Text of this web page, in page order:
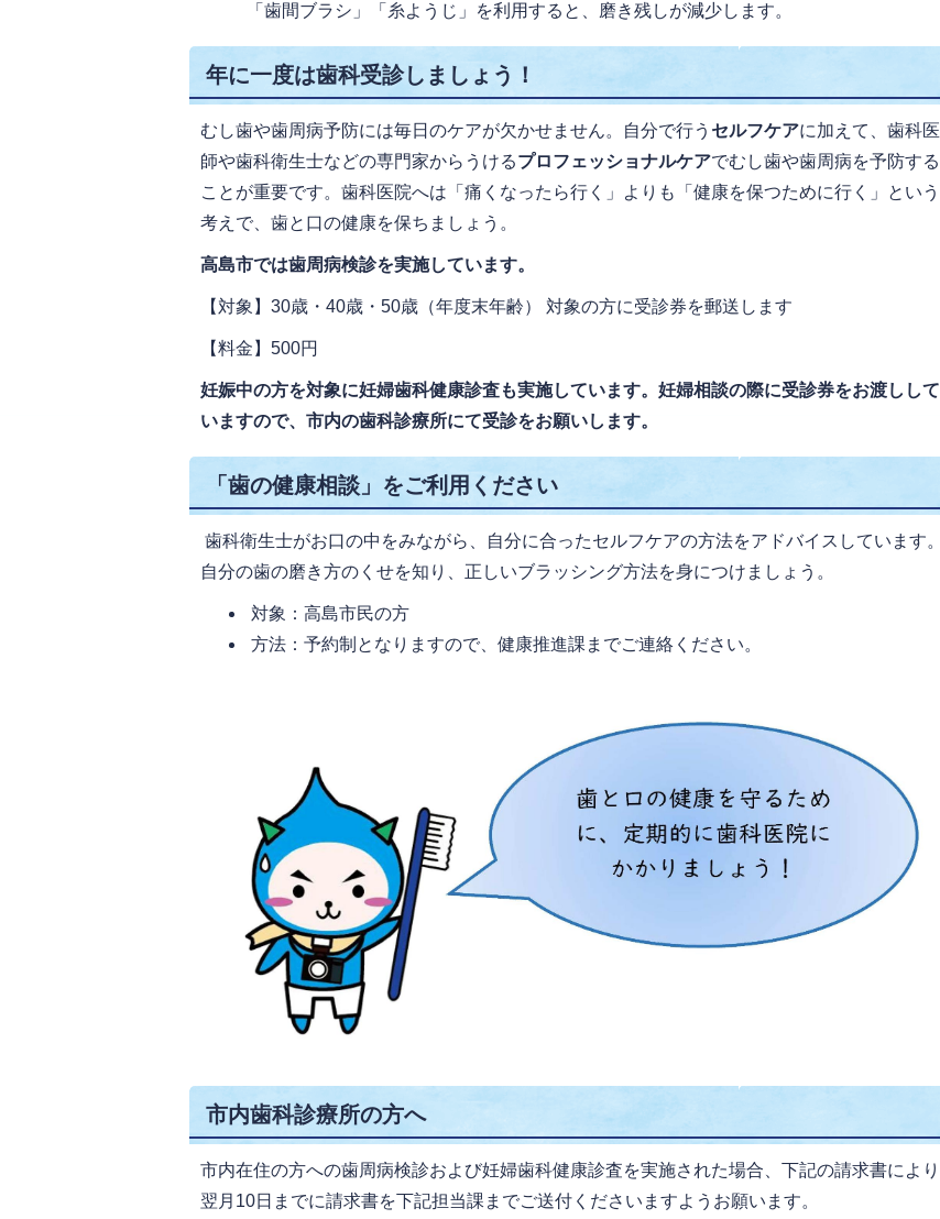
「歯間ブラシ」「糸ようじ」を利用すると、磨き残しが減少します。
年に一度は歯科受診しましょう！
むし歯や歯周病予防には毎日のケアが欠かせません。自分で行う セルフケアに加えて、歯科医
師や歯科衛生士などの専門家からうけるプロフェッショナルケアでむし歯や歯周病を予防する
ことが重要です。歯科医院へは「痛くなったら行く」よりも「健康を保つために行く」という
考えで、歯と口の健康を保ちましょう。
高島市では歯周病検診を実施しています。
【対象】30歳・40歳・50歳（年度末年齢） 対象の方に受診券を郵送します
【料金】500円
妊娠中の方を対象に妊婦歯科健康診査も実施しています。妊婦相談の際に受診券をお渡しして
いますので、市内の歯科診療所にて受診をお願いします。
「歯の健康相談」をご利用ください
歯科衛生士がお口の中をみながら、自分に合ったセルフケアの方法をアドバイスしています。
自分の歯の磨き方のくせを知り、正しいブラッシング方法を身につけましょう。
対象：高島市民の方
方法：予約制となりますので、健康推進課までご連絡ください。
市内歯科診療所の方へ
市内在住の方への歯周病検診および妊婦歯科健康診査を実施された場合、下記の請求書により
翌月10日までに請求書を下記担当課までご送付くださいますようお願います。